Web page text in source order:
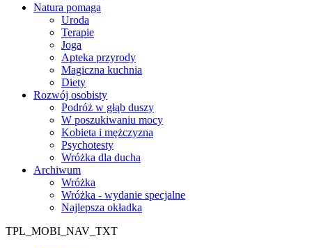
Natura pomaga
Uroda
Terapie
Joga
Apteka przyrody
Magiczna kuchnia
Diety
Rozwój osobisty
Podróż w głąb duszy
W poszukiwaniu mocy
Kobieta i mężczyzna
Psychotesty
Wróżka dla ducha
Archiwum
Wróżka
Wróżka - wydanie specjalne
Najlepsza okładka
TPL_MOBI_NAV_TXT